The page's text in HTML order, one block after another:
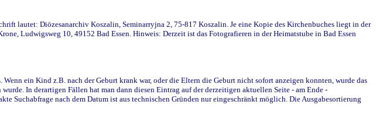
lautet: Diözesanarchiv Koszalin, Seminarryjna 2, 75-817 Koszalin. Je eine Kopie des Kirchenbuches liegt in der
Ludwigsweg 10, 49152 Bad Essen. Hinweis: Derzeit ist das Fotografieren in der Heimatstube in Bad Essen
ein Kind z.B. nach der Geburt krank war, oder die Eltern die Geburt nicht sofort anzeigen konnten, wurde das
In derartigen Fällen hat man dann diesen Eintrag auf der derzeitigen aktuellen Seite - am Ende -
Suchabfrage nach dem Datum ist aus technischen Gründen nur eingeschränkt möglich. Die Ausgabesortierung